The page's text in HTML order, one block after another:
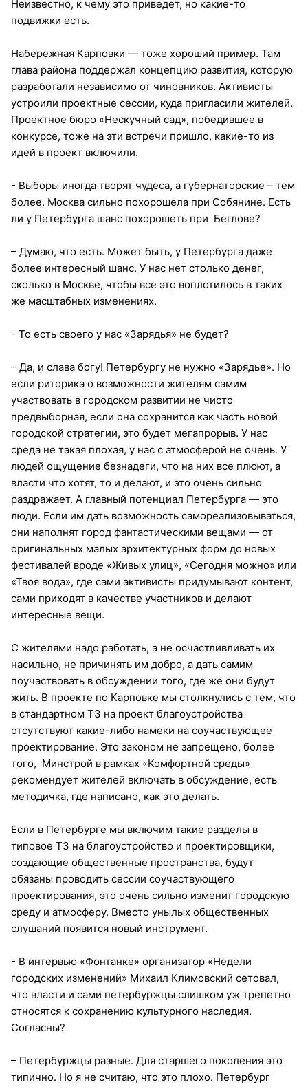
Неизвестно, к чему это приведет, но какие-то
подвижки есть.
Набережная Карповки — тоже хороший пример. Там
глава района поддержал концепцию развития, которую
разработали независимо от чиновников. Активисты
устроили проектные сессии, куда пригласили жителей.
Проектное бюро «Нескучный сад», победившее в
конкурсе, тоже на эти встречи пришло, какие-то из
идей в проект включили.
- Выборы иногда творят чудеса, а губернаторские – тем
более. Москва сильно похорошела при Собянине. Есть
ли у Петербурга шанс похорошеть при Беглове?
– Думаю, что есть. Может быть, у Петербурга даже
более интересный шанс. У нас нет столько денег,
сколько в Москве, чтобы все это воплотилось в таких
же масштабных изменениях.
- То есть своего у нас «Зарядья» не будет?
– Да, и слава богу! Петербургу не нужно «Зарядье». Но
если риторика о возможности жителям самим
участвовать в городском развитии не чисто
предвыборная, если она сохранится как часть новой
городской стратегии, это будет мегапрорыв. У нас
среда не такая плохая, у нас с атмосферой не очень. У
людей ощущение безнадеги, что на них все плюют, а
власти что хотят, то и делают, и это очень сильно
раздражает. А главный потенциал Петербурга — это
люди. Если им дать возможность самореализовываться,
они наполнят город фантастическими вещами — от
оригинальных малых архитектурных форм до новых
фестивалей вроде «Живых улиц», «Сегодня можно» или
«Твоя вода», где сами активисты придумывают контент,
сами приходят в качестве участников и делают
интересные вещи.
С жителями надо работать, а не осчастливливать их
насильно, не причинять им добро, а дать самим
поучаствовать в обсуждении того, где же они будут
жить. В проекте по Карповке мы столкнулись с тем, что
в стандартном ТЗ на проект благоустройства
отсутствуют какие-либо намеки на соучаствующее
проектирование. Это законом не запрещено, более
того, Минстрой в рамках «Комфортной среды»
рекомендует жителей включать в обсуждение, есть
методичка, где написано, как это делать.
Если в Петербурге мы включим такие разделы в
типовое ТЗ на благоустройство и проектировщики,
создающие общественные пространства, будут
обязаны проводить сессии соучаствующего
проектирования, это очень сильно изменит городскую
среду и атмосферу. Вместо унылых общественных
слушаний появится новый инструмент.
- В интервью «Фонтанке» организатор «Недели
городских изменений» Михаил Климовский сетовал,
что власти и сами петербуржцы слишком уж трепетно
относятся к сохранению культурного наследия.
Согласны?
– Петербуржцы разные. Для старшего поколения это
типично. Но я не считаю, что это плохо. Петербург